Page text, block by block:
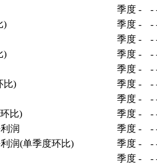
季度 - -
)
季度 - -
季度 - -
)
季度 - -
季度 - -
比)
季度 - -
季度 - -
比)
季度 - -
润
季度 - -
润(单季度环比)
季度 - -
季度 - -